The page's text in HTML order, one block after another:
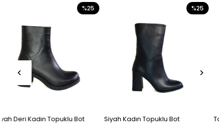
Bot Siyah Kadın Topuklu Bot Taba Kadın